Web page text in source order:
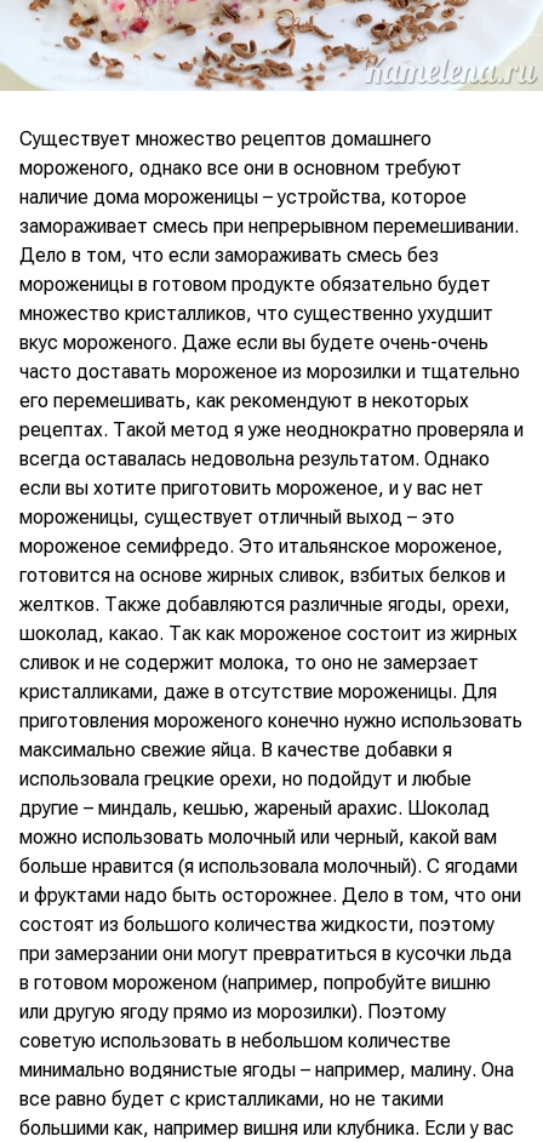
Существует множество рецептов домашнего
мороженого, однако все они в основном требуют
наличие дома мороженицы – устройства, которое
замораживает смесь при непрерывном перемешивании.
Дело в том, что если замораживать смесь без
мороженицы в готовом продукте обязательно будет
множество кристалликов, что существенно ухудшит
вкус мороженого. Даже если вы будете очень-очень
часто доставать мороженое из морозилки и тщательно
его перемешивать, как рекомендуют в некоторых
рецептах. Такой метод я уже неоднократно проверяла и
всегда оставалась недовольна результатом. Однако
если вы хотите приготовить мороженое, и у вас нет
мороженицы, существует отличный выход – это
мороженое семифредо. Это итальянское мороженое,
готовится на основе жирных сливок, взбитых белков и
желтков. Также добавляются различные ягоды, орехи,
шоколад, какао. Так как мороженое состоит из жирных
сливок и не содержит молока, то оно не замерзает
кристалликами, даже в отсутствие мороженицы. Для
приготовления мороженого конечно нужно использовать
максимально свежие яйца. В качестве добавки я
использовала грецкие орехи, но подойдут и любые
другие – миндаль, кешью, жареный арахис. Шоколад
можно использовать молочный или черный, какой вам
больше нравится (я использовала молочный). С ягодами
и фруктами надо быть осторожнее. Дело в том, что они
состоят из большого количества жидкости, поэтому
при замерзании они могут превратиться в кусочки льда
в готовом мороженом (например, попробуйте вишню
или другую ягоду прямо из морозилки). Поэтому
советую использовать в небольшом количестве
минимально водянистые ягоды – например, малину. Она
все равно будет с кристалликами, но не такими
большими как, например вишня или клубника. Если у вас